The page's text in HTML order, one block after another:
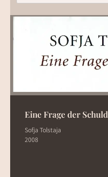
Eine Frage der Schuld
Sofja Tolstaja
2008